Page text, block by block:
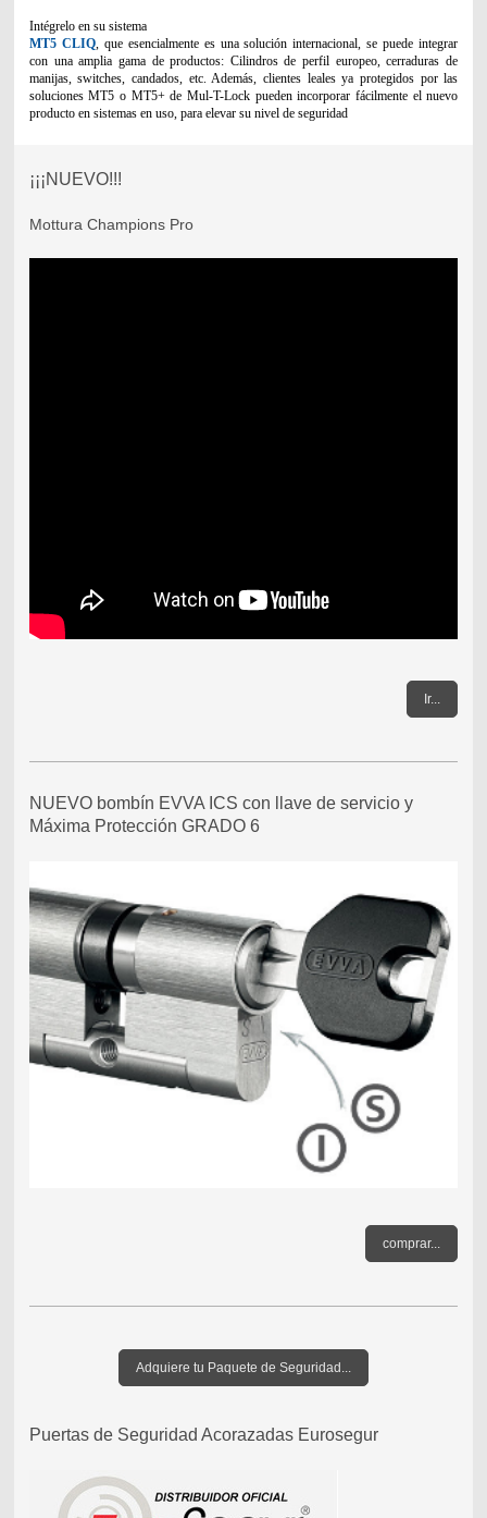
Intégrelo en su sistema
MT5 CLIQ, que esencialmente es una solución internacional, se puede integrar
con una amplia gama de productos: Cilindros de perfil europeo, cerraduras de
manijas, switches, candados, etc. Además, clientes leales ya protegidos por las
soluciones MT5 o MT5+ de Mul-T-Lock pueden incorporar fácilmente el nuevo
producto en sistemas en uso, para elevar su nivel de seguridad
¡¡¡NUEVO!!!
Mottura Champions Pro
Ir...
NUEVO bombín EVVA ICS con llave de servicio y
Máxima Protección GRADO 6
comprar...
Adquiere tu Paquete de Seguridad...
Puertas de Seguridad Acorazadas Eurosegur